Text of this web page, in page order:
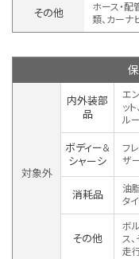
その他
ホース・配
類、カーナ
対象外
内外装部
品
エ
ッ
ル
ボディー&
シャーシ
フ
ザ
消耗品
油
タ
その他
ボ
ス
走